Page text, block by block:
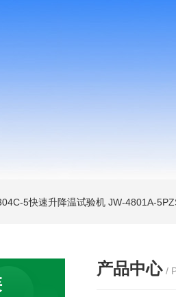
5快速升降温试验机 JW-4801A-
产品中心 /